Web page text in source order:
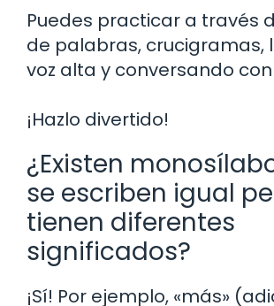
Puedes practicar a través
de palabras, crucigramas,
voz alta y conversando
¡Hazlo divertido!
¿Existen
se escriben igual
tienen diferentes
significados?
¡Sí! Por ejemplo, «más»